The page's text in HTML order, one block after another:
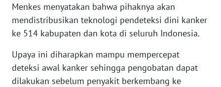
Menkes menyatakan bahwa pihaknya akan
mendistribusikan teknologi pendeteksi dini kanker
ke 514 kabupaten dan kota di seluruh Indonesia.
Upaya ini diharapkan mampu mempercepat
deteksi awal kanker sehingga pengobatan dapat
dilakukan sebelum penyakit berkembang ke
JABAR
WN
WN
NTT